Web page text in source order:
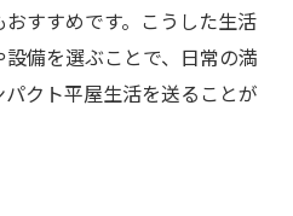
すすめです。こうした生活
備を選ぶことで、日常の満
クト平屋生活を送ることが